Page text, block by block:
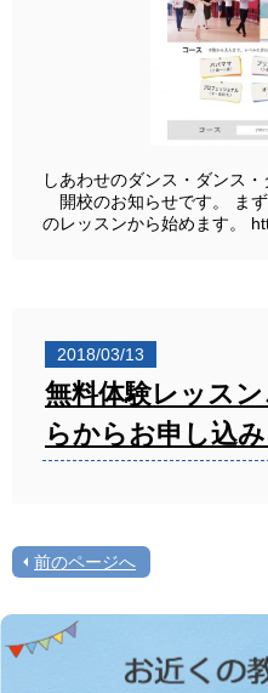
しあわせのダンス・ダン
開校のお知らせです。 ま
のレッスンから始めます。
2018/03/13
無料体験レッス
らからお申し込
前のページへ